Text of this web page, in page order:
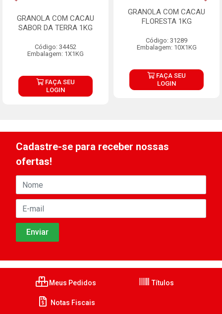
GRANOLA COM CACAU
SABOR DA TERRA 1KG
Código: 34452
Embalagem: 1X1KG
FAÇA SEU
LOGIN
GRANOLA COM CACAU
FLORESTA 1KG
Código: 31289
Embalagem: 10X1KG
FAÇA SEU
LOGIN
Cadastre-se para receber nossas
ofertas!
Meus Pedidos Títulos
Notas Fiscais